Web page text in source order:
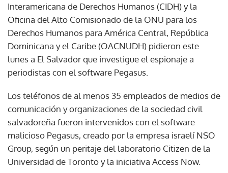
Interamericana de Derechos Humanos (CIDH) y la
Oficina del Alto Comisionado de la ONU para los
Derechos Humanos para América Central, República
Dominicana y el Caribe (OACNUDH) pidieron este
lunes a El Salvador que investigue el espionaje a
periodistas con el software Pegasus.
Los teléfonos de al menos 35 empleados de medios de
comunicación y organizaciones de la sociedad civil
salvadoreña fueron intervenidos con el software
malicioso Pegasus, creado por la empresa israelí NSO
Group, según un peritaje del laboratorio Citizen de la
Universidad de Toronto y la iniciativa Access Now.